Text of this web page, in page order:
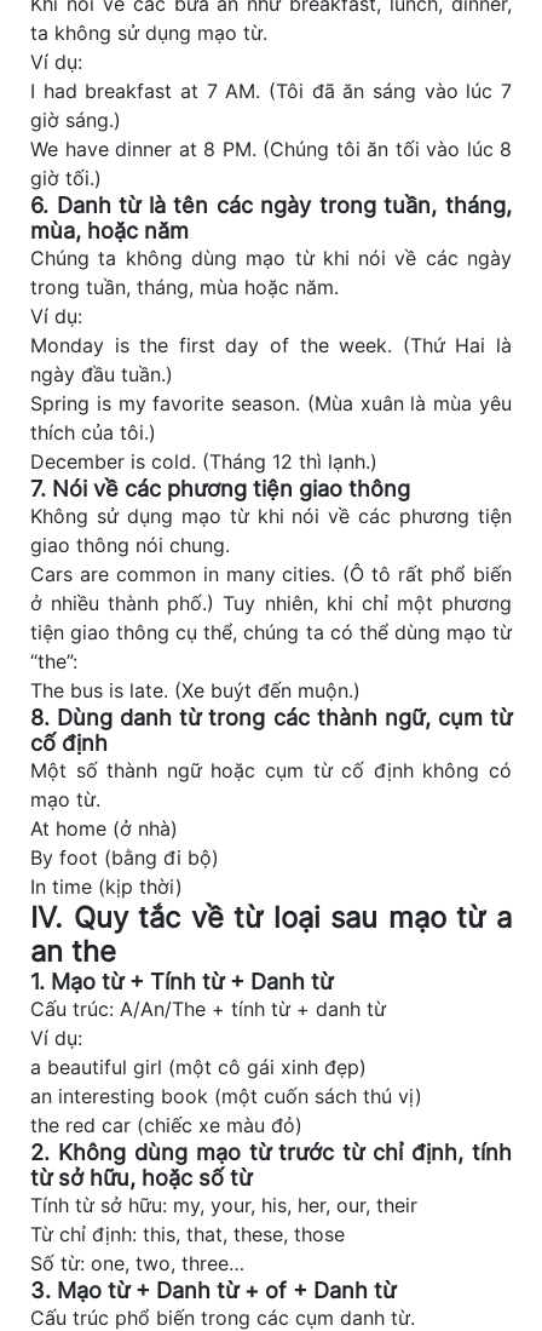
ta không sử dụng mạo từ.
Ví dụ:
I had breakfast at 7 AM. (Tôi đã ăn sáng vào lúc 7
giờ sáng.)
We have dinner at 8 PM. (Chúng tôi ăn tối vào lúc 8
giờ tối.)
6. Danh từ là tên các ngày trong tuần, tháng,
mùa, hoặc năm
Chúng ta không dùng mạo từ khi nói về các ngày
trong tuần, tháng, mùa hoặc năm.
Ví dụ:
Monday is the first day of the week. (Thứ Hai là
ngày đầu tuần.)
Spring is my favorite season. (Mùa xuân là mùa yêu
thích của tôi.)
December is cold. (Tháng 12 thì lạnh.)
7. Nói về các phương tiện giao thông
Không sử dụng mạo từ khi nói về các phương tiện
giao thông nói chung.
Cars are common in many cities. (Ô tô rất phổ biến
ở nhiều thành phố.) Tuy nhiên, khi chỉ một phương
tiện giao thông cụ thể, chúng ta có thể dùng mạo từ
“the”:
The bus is late. (Xe buýt đến muộn.)
8. Dùng danh từ trong các thành ngữ, cụm từ
cố định
Một số thành ngữ hoặc cụm từ cố định không có
mạo từ.
At home (ở nhà)
By foot (bằng đi bộ)
In time (kịp thời)
IV. Quy tắc về từ loại sau mạo từ a
an the
1. Mạo từ + Tính từ + Danh từ
Cấu trúc: A/An/The + tính từ + danh từ
Ví dụ:
a beautiful girl (một cô gái xinh đẹp)
an interesting book (một cuốn sách thú vị)
the red car (chiếc xe màu đỏ)
2. Không dùng mạo từ trước từ chỉ định, tính
từ sở hữu, hoặc số từ
Tính từ sở hữu: my, your, his, her, our, their
Từ chỉ định: this, that, these, those
Số từ: one, two, three…
3. Mạo từ + Danh từ + of + Danh từ
Cấu trúc phổ biến trong các cụm danh từ.